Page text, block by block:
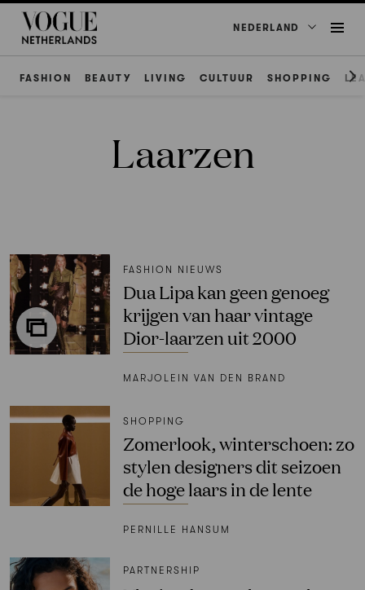
NEDERLAND
FASHION BEAUTY LIVING CULTUUR SHOPPING
Laarzen
FASHION NIEUWS
Dua Lipa kan geen genoeg
krijgen van haar vintage
Dior-laarzen uit 2000
MARJOLEIN VAN DEN BRAND
SHOPPING
Zomerlook, winterschoen: zo
stylen designers dit seizoen
de hoge laars in de lente
PERNILLE HANSUM
PARTNERSHIP